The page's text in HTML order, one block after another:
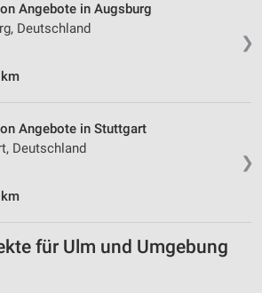
❯
Angebote in Augsburg
Deutschland
❯
Angebote in Stuttgart
Deutschland
für Ulm und Umgebung